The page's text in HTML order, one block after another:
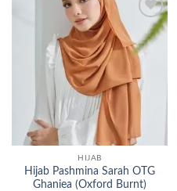
Add to
wishlist
HIJAB
Hijab Pashmina Sarah OTG
Ghaniea (Oxford Burnt)